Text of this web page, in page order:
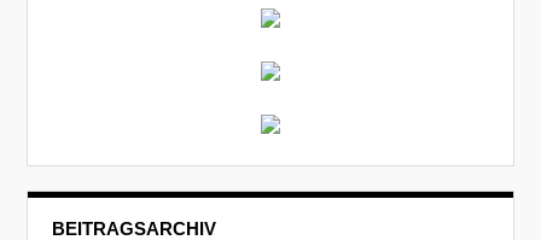
BEITRAGSARCHIV